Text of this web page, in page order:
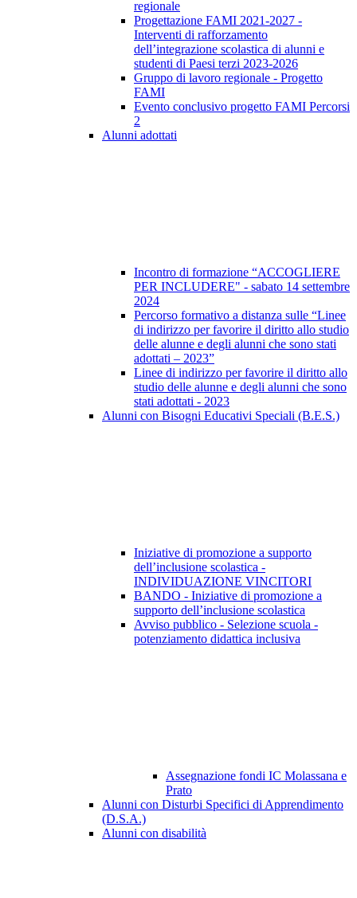
regionale
Progettazione FAMI 2021-2027 -
Interventi di rafforzamento
dell’integrazione scolastica di alunni e
studenti di Paesi terzi 2023-2026
Gruppo di lavoro regionale - Progetto
FAMI
Evento conclusivo progetto FAMI Percorsi
2
Alunni adottati
Incontro di formazione “ACCOGLIERE
PER INCLUDERE" - sabato 14 settembre
2024
Percorso formativo a distanza sulle “Linee
di indirizzo per favorire il diritto allo studio
delle alunne e degli alunni che sono stati
adottati – 2023”
Linee di indirizzo per favorire il diritto allo
studio delle alunne e degli alunni che sono
stati adottati - 2023
Alunni con Bisogni Educativi Speciali (B.E.S.)
Iniziative di promozione a supporto
dell’inclusione scolastica -
INDIVIDUAZIONE VINCITORI
BANDO - Iniziative di promozione a
supporto dell’inclusione scolastica
Avviso pubblico - Selezione scuola -
potenziamento didattica inclusiva
Assegnazione fondi IC Molassana e
Prato
Alunni con Disturbi Specifici di Apprendimento
(D.S.A.)
Alunni con disabilità